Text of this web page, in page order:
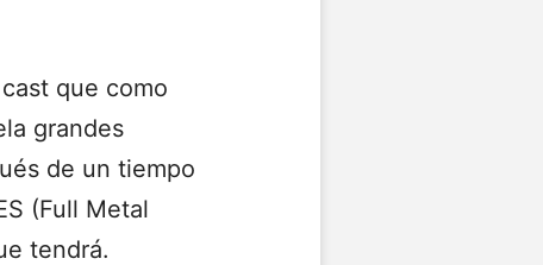
que como
grandes
de un tiempo
(Full Metal
tendrá.